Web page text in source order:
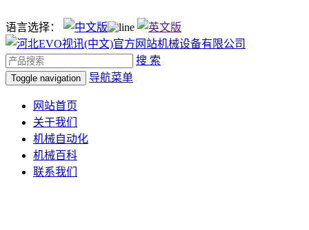
语言选择：
搜 索
Toggle navigation 导航菜单
网站首页
关于我们
机械自动化
机械百科
联系我们